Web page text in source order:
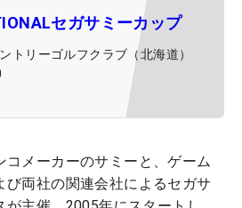
セガサミーカップ
トリーゴルフクラブ（北海道）
コメーカーのサミーと、ゲーム
び両社の関連会社によるセガサ